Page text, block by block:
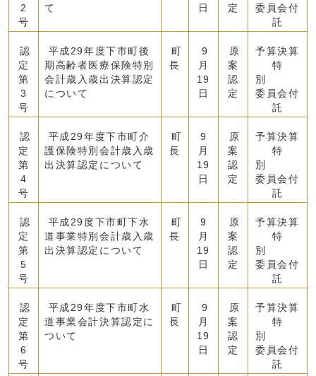
2
号
て 日 定
委員会付
託
認
定
第
3
号
平成29年度下市町後
期高齢者医療保険特別
会計歳入歳出決算認定
について
町
長
9
月
19
日
原
案
認
定
予算決算
特
別
委員会付
託
認
定
第
4
号
平成29年度下市町介
護保険特別会計歳入歳
出決算認定について
町
長
9
月
19
日
原
案
認
定
予算決算
特
別
委員会付
託
認
定
第
5
号
平成29度下市町下水
道事業特別会計歳入歳
出決算認定について
町
長
9
月
19
日
原
案
認
定
予算決算
特
別
委員会付
託
認
定
第
6
号
平成29年度下市町水
道事業会計決算認定に
ついて
町
長
9
月
19
日
原
案
認
定
予算決算
特
別
委員会付
託